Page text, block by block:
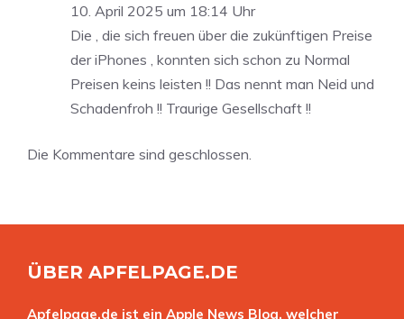
10. April 2025 um 18:14 Uhr
Die , die sich freuen über die zukünftigen Preise
der iPhones , konnten sich schon zu Normal
Preisen keins leisten !! Das nennt man Neid und
Schadenfroh !! Traurige Gesellschaft !!
Die Kommentare sind geschlossen.
ÜBER APFELPAGE.DE
Apfelpage.de ist ein Apple News Blog, welcher